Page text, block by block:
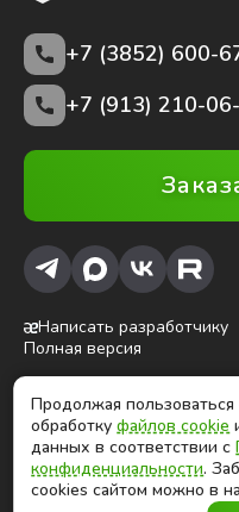
+7 (3852) 600-
+7 (913) 210-
Написать разработчику
Полная версия
ⓒ Глобалтек, 2026
Цены на сайте не
Продолжая
обработкуфайлов cookie
данных в соответствии с
конфиденциальности.
cookies сайтом можно в